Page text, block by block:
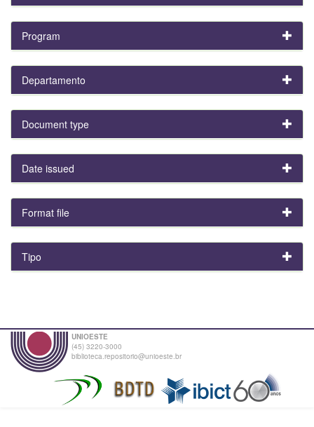
Program
Departamento
Document type
Date issued
Format file
Tipo
UNIOESTE
(45) 3220-3000
biblioteca.repositorio@unioeste.br